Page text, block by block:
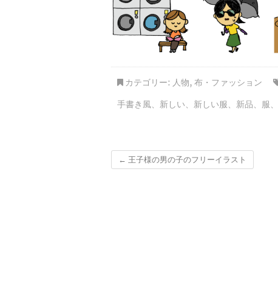
カテゴリー: 人物, 布・ファッション
手書き風、 新しい、 新しい服、 新品、 服、
← 王子様の男の子のフリーイラスト